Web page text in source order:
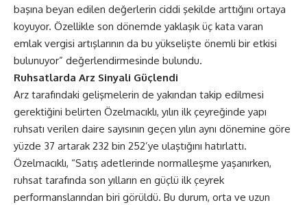
başına beyan edilen değerlerin ciddi şekilde arttığını ortaya
koyuyor. Özellikle son dönemde yaklaşık üç kata varan
emlak vergisi artışlarının da bu yükselişte önemli bir etkisi
bulunuyor” değerlendirmesinde bulundu.
Ruhsatlarda Arz Sinyali Güçlendi
Arz tarafındaki gelişmelerin de yakından takip edilmesi
gerektiğini belirten Özelmacıklı, yılın ilk çeyreğinde yapı
ruhsatı verilen daire sayısının geçen yılın aynı dönemine göre
yüzde 37 artarak 232 bin 252’ye ulaştığını hatırlattı.
Özelmacıklı, “Satış adetlerinde normalleşme yaşanırken,
ruhsat tarafında son yılların en güçlü ilk çeyrek
performanslarından biri görüldü. Bu durum, orta ve uzun